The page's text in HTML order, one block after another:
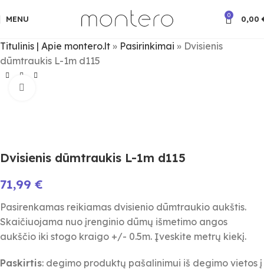
MENU 0 0,00
Titulinis | Apie montero.lt » Pasirinkimai » Dvisienis
dūmtraukis L-1m d115
Dvisienis dūmtraukis L-1m d115
71,99 €
Pasirenkamas reikiamas dvisienio dūmtraukio aukštis.
Skaičiuojama nuo įrenginio dūmų išmetimo angos
aukščio iki stogo kraigo +/- 0.5m. Įveskite metrų kiekį.
Paskirtis: degimo produktų pašalinimui iš degimo vietos į